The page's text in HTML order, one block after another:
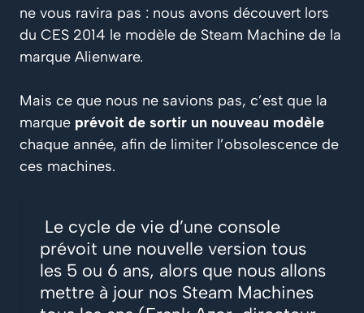
ne vous ravira pas : nous avons découvert lors
du CES 2014 le modèle de Steam Machine de la
marque Alienware.
Mais ce que nous ne savions pas, c’est que la
marque prévoit de sortir un nouveau modèle
chaque année, afin de limiter l’obsolescence de
ces machines.
Le cycle de vie d’une console
prévoit une nouvelle version tous
les 5 ou 6 ans, alors que nous allons
mettre à jour nos Steam Machines